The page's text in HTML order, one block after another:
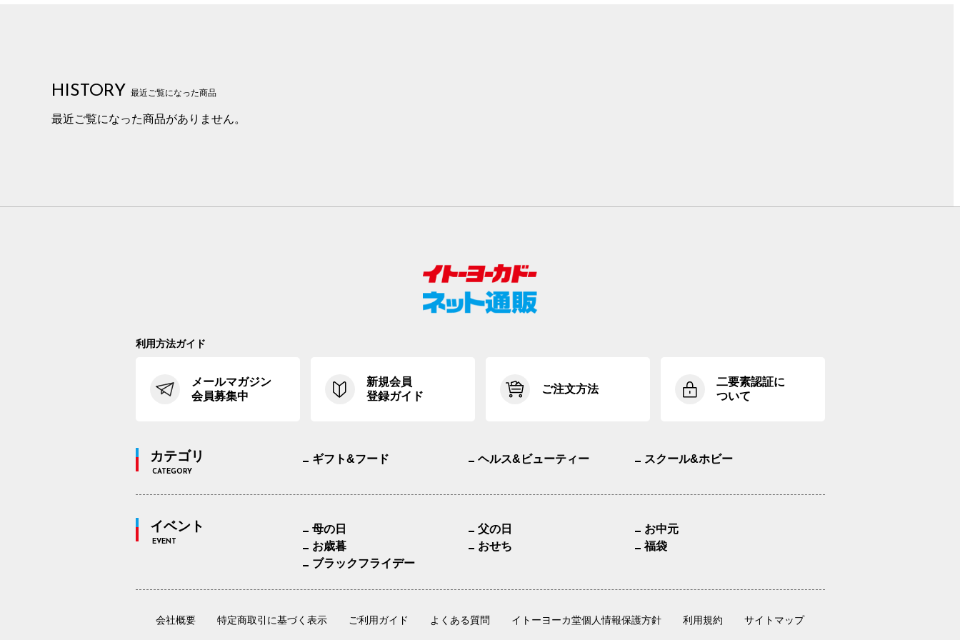
HISTORY 最近ご覧になった商品
最近ご覧になった商品がありません。
利用方法ガイド
メールマガジン
会員募集中
新規会員
登録ガイド
ご注文方法
二要素認証に
ついて
カテゴリ
CATEGORY
ギフト&フード ヘルス&ビューティー スクール&ホビー
イベント
EVENT
母の日 父の日
お中元
お歳暮
おせち
福袋
ブラックフライデー
会社概要 特定商取引に基づく表示 ご利用ガイド よくある質問 イトーヨーカ堂個人情報保護方針 利用規約 サイトマップ